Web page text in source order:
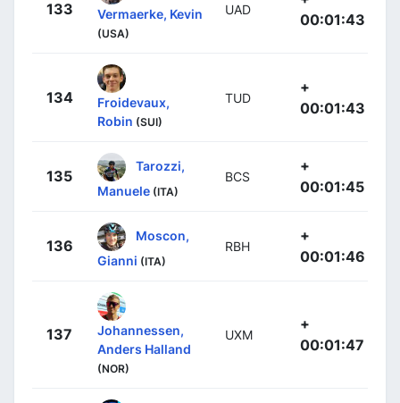
133 Vermaerke, Kevin
(USA)
UAD
00:01:43
134
Froidevaux,
Robin (SUI)
TUD
+
00:01:43
135
Tarozzi,
Manuele (ITA)
BCS
+
00:01:45
136
Moscon,
Gianni (ITA)
RBH
+
00:01:46
137
Johannessen,
Anders Halland
(NOR)
UXM
+
00:01:47